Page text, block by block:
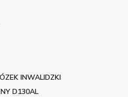
INWALIDZKI
D130AL